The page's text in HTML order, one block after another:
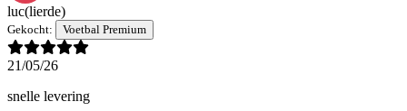
luc(lierde)
Gekocht: Voetbal Premium
21/05/26
snelle levering